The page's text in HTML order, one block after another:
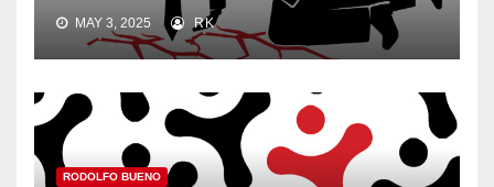
MAY 3, 2025 RK
RODOLFO BUENO